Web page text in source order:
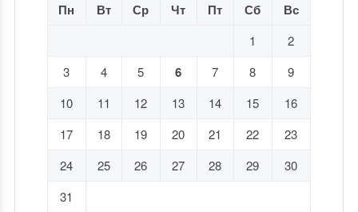
Пн Вт Ср Чт Пт Сб Вс
1
2
3
4 5 6 7 8
9
10
11 12 13 14 15
16
17
18 19 20 21 22
23
24
25 26 27 28 29
30
31